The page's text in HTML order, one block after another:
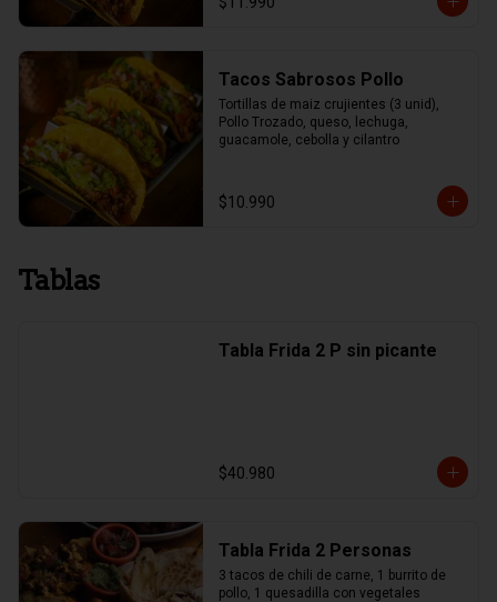
Tacos Sabrosos Pollo
Tortillas de maiz crujientes (3 unid),
Pollo Trozado, queso, lechuga,
guacamole, cebolla y cilantro
$10.990
Tablas
Tabla Frida 2 P sin picante
$40.980
Tabla Frida 2 Personas
3 tacos de chili de carne, 1 burrito de
pollo, 1 quesadilla con vegetales